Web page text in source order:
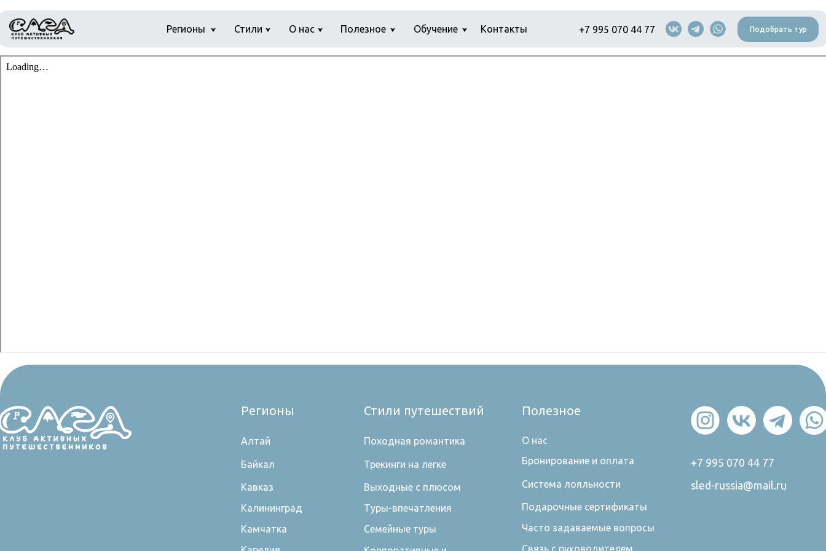
Регионы Стили О нас Полезное Обучение Контакты +7 995 070 44 77 Подобрать тур
Регионы Стили путешествий
О нас
Алтай
Байкал
Кавказ
Калининград
Камчатка
Семейные туры
Туры-впечатления
Выходные с плюсом
Трекинги на легке
Походная романтика
Бронирование и оплата
Система лояльности
Подарочные сертификаты
Часто задаваемые вопросы
Связь с руководителем
Полезное
+7 995 070 44 77
sled-russia@mail.ru